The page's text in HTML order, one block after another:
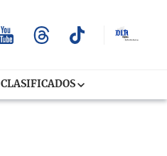
CLASIFICADOS